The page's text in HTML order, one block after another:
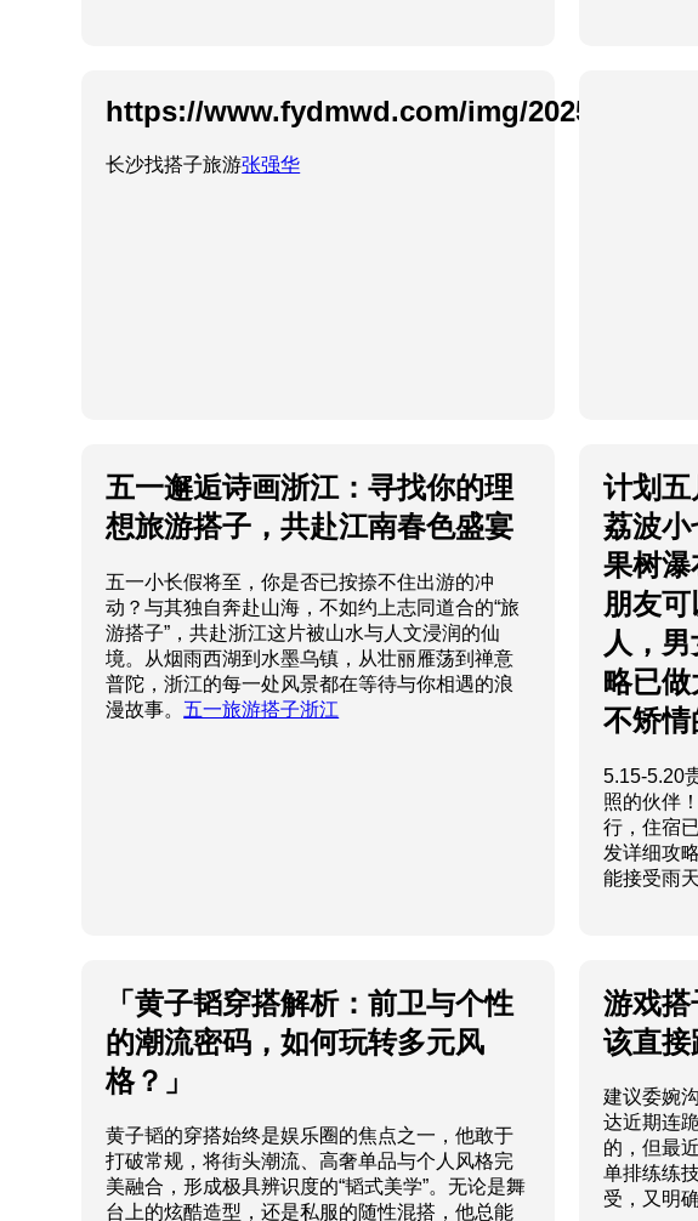
https://www.fydmwd.com/img/2025/08/
长沙找搭子旅游张强华
五一邂逅诗画浙江：寻找你的理
想旅游搭子，共赴江南春色盛宴
五一小长假将至，你是否已按捺不住出游的冲
动？与其独自奔赴山海，不如约上志同道合的“旅
游搭子”，共赴浙江这片被山水与人文浸润的仙
境。从烟雨西湖到水墨乌镇，从壮丽雁荡到禅意
普陀，浙江的每一处风景都在等待与你相遇的浪
漫故事。 五一旅游搭子浙江
计划
荔波
果树
朋友
人，
略已做
不矫情
5.15-5.20
照的伙伴
行，住宿
发详细攻
能接受雨
「黄子韬穿搭解析：前卫与个性
的潮流密码，如何玩转多元风
格？」
黄子韬的穿搭始终是娱乐圈的焦点之一，他敢于
打破常规，将街头潮流、高奢单品与个人风格完
美融合，形成极具辨识度的“韬式美学”。无论是舞
台上的炫酷造型，还是私服的随性混搭，他总能
游戏
该直接
建议委婉
达近期连
的，但最
单排练练
受，又明